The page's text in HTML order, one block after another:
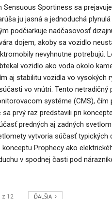
Sportiness sa
ju jasná a jednoduchá plynulá
podčiarkuje nadčasovosť
dojem, akoby sa vozidlo
nevyhnutne potrebujú.
vozidlo ako voda okolo
aj stabilitu vozidla vo vysokých
vo vnútri. Tento netradičný
systéme (CMS), čím
prvý raz predstavili pri
predných aj zadných
vytvoria súčasť typických
Prophecy ako
v spodnej časti pod
z 12 ĎALŠIA
NOVINKY
Túto akciu
Majo Bona aug